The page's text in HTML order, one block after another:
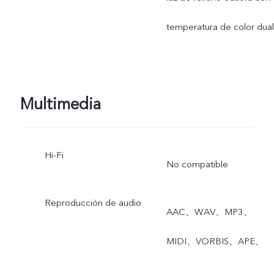
Panorámica,
Macro，Vista dual，
temperatura de color dual
Multimedia
Hi-Fi
No compatible
Reproducción de audio
AAC、WAV、MP3、
MIDI、VORBIS、APE、